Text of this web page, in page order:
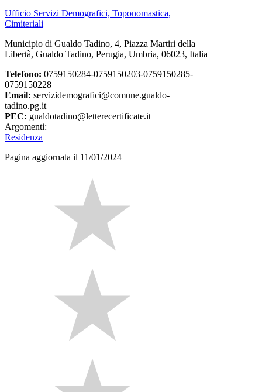
Ufficio Servizi Demografici, Toponomastica,
Cimiteriali​
Municipio di Gualdo Tadino, 4, Piazza Martiri della
Libertà, Gualdo Tadino, Perugia, Umbria, 06023, Italia
Telefono: 0759150284-0759150203-0759150285-
0759150228
Email: servizidemografici@comune.gualdo-
tadino.pg.it
PEC: gualdotadino@letterecertificate.it
Argomenti:
Residenza
Pagina aggiornata il 11/01/2024